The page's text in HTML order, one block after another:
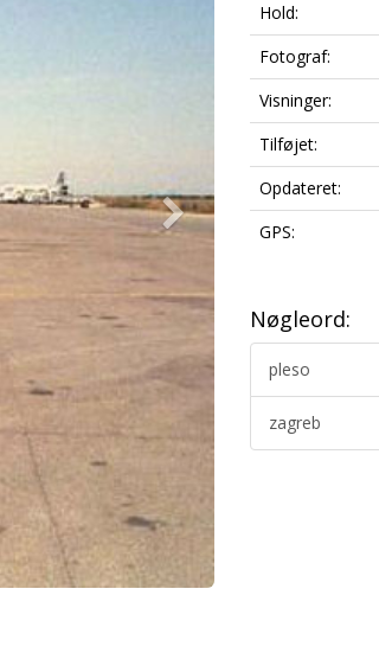
Hold:
Fotograf:
Visninger:
Tilføjet:
Opdateret:
GPS:
Nøgleord:
pleso
zagreb